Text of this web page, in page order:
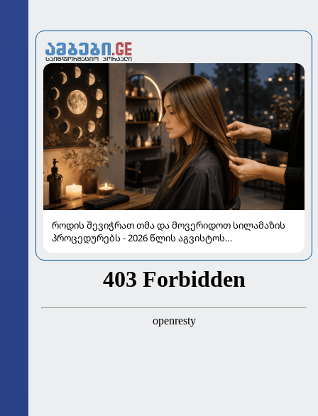
როდის შევიჭრათ თმა და მოვერიდოთ სილამაზის
პროცედურებს - 2026 წლის აგვისტოს